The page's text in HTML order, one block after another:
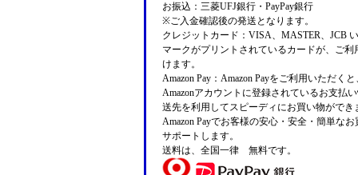
お振込：三菱UFJ銀行・PayPay銀行
※ご入金確認後の発送となります。
クレジットカード：VISA、MASTER、JCB
マークがプリントされているカードが、ご利
けます。
Amazon Pay：Amazon Payをご利用いただく
Amazonアカウントに登録されているお支払
送先を利用してスピーディにお買い物ができ
Amazon Payでお客様の安心・安全・簡単な
サポートします。
送料は、全国一律 無料です。